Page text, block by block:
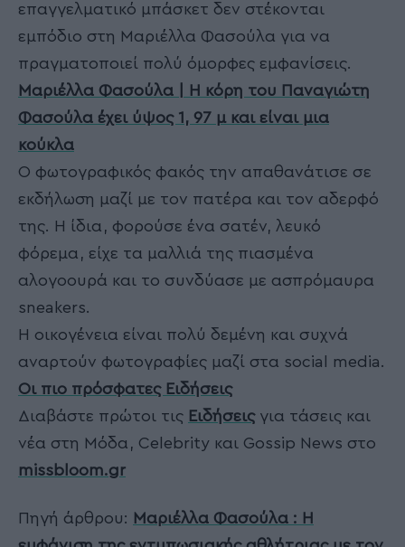
επαγγελματικό μπάσκετ δεν στέκονται
εμπόδιο στη Μαριέλλα Φασούλα για να
πραγματοποιεί πολύ όμορφες εμφανίσεις.
Μαριέλλα Φασούλα | Η κόρη του Παναγιώτη
Φασούλα έχει ύψος 1, 97 μ και είναι μια
κούκλα
Ο φωτογραφικός φακός την απαθανάτισε σε
εκδήλωση μαζί με τον πατέρα και τον αδερφό
της. Η ίδια, φορούσε ένα σατέν, λευκό
φόρεμα, είχε τα μαλλιά της πιασμένα
αλογοουρά και το συνδύασε με ασπρόμαυρα
sneakers.
Η οικογένεια είναι πολύ δεμένη και συχνά
αναρτούν φωτογραφίες μαζί στα social media.
Οι πιο πρόσφατες Ειδήσεις
Διαβάστε πρώτοι τις Ειδήσειςγια τάσεις και
νέα στη Μόδα, Celebrity και Gossip News στο
missbloom.gr
Πηγή άρθρου: Μαριέλλα Φασούλα : Η